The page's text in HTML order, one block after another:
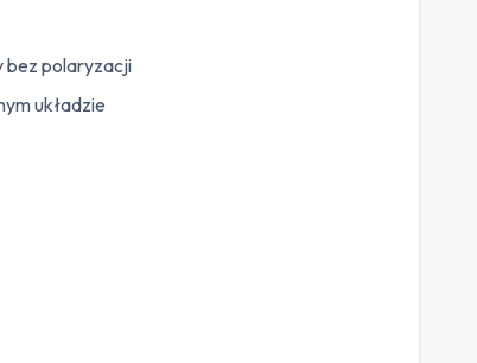
bez polaryzacji
układzie